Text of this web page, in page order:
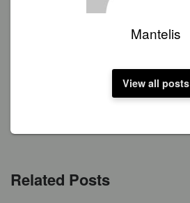
Mantelis
View all posts
Related Posts